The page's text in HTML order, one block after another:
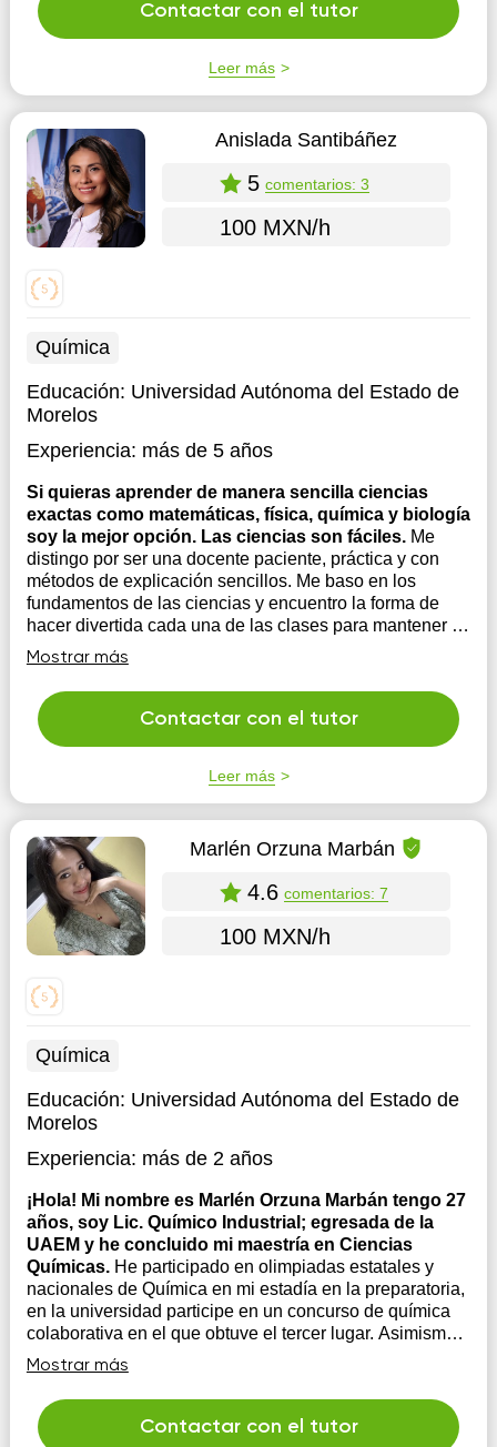
Contactar con el tutor
Leer más
Anislada Santibáñez
5 comentarios: 3
100 MXN/h
Química
Educación: Universidad Autónoma del Estado de
Morelos
Experiencia: más de 5 años
Si quieras aprender de manera sencilla ciencias
exactas como matemáticas, física, química y biología
soy la mejor opción. Las ciencias son fáciles. Me
distingo por ser una docente paciente, práctica y con
métodos de explicación sencillos. Me baso en los
fundamentos de las ciencias y encuentro la forma de
hacer divertida cada una de las clases para mantener la
atención del estudiante. Además, busco la forma de
crear juegos o nemotécnicas que te ...
Mostrar más
Contactar con el tutor
Leer más
Marlén Orzuna Marbán
4.6 comentarios: 7
100 MXN/h
Química
Educación: Universidad Autónoma del Estado de
Morelos
Experiencia: más de 2 años
¡Hola! Mi nombre es Marlén Orzuna Marbán tengo 27
años, soy Lic. Químico Industrial; egresada de la
UAEM y he concluido mi maestría en Ciencias
Químicas. He participado en olimpiadas estatales y
nacionales de Química en mi estadía en la preparatoria,
en la universidad participe en un concurso de química
colaborativa en el que obtuve el tercer lugar. Asimismo
he participado en eventos como el verano de
investigación científica en Morelos obteniendo el...
Mostrar más
Contactar con el tutor